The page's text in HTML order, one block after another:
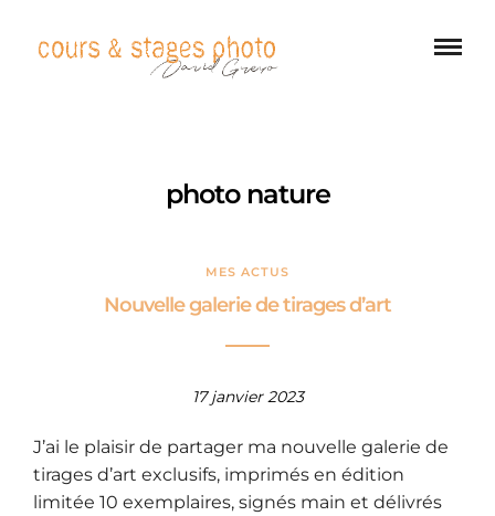
photo nature
MES ACTUS
Nouvelle galerie de tirages d’art
17 janvier 2023
J’ai le plaisir de partager ma nouvelle galerie de
tirages d’art exclusifs, imprimés en édition
limitée 10 exemplaires, signés main et délivrés